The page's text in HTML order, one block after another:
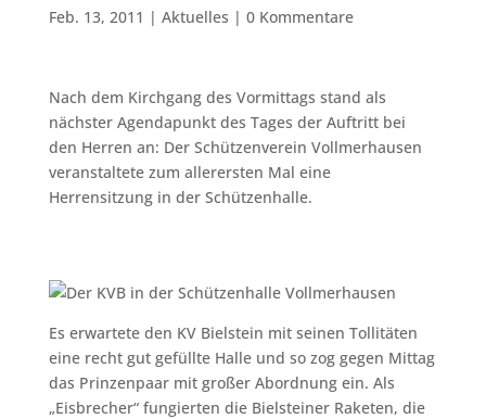
Feb. 13, 2011 | Aktuelles | 0 Kommentare
Nach dem Kirchgang des Vormittags stand als
nächster Agendapunkt des Tages der Auftritt bei
den Herren an: Der Schützenverein Vollmerhausen
veranstaltete zum allerersten Mal eine
Herrensitzung in der Schützenhalle.
Es erwartete den KV Bielstein mit seinen Tollitäten
eine recht gut gefüllte Halle und so zog gegen Mittag
das Prinzenpaar mit großer Abordnung ein. Als
„Eisbrecher“ fungierten die Bielsteiner Raketen, die